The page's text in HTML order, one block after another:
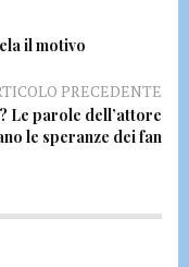
il motivo
PRECEDENTE
Le parole dell’attore
le speranze dei fan